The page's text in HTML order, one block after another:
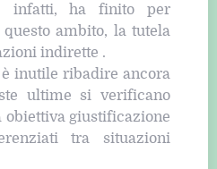
infatti, ha finito per
ambito, la tutela
indirette .
inutile ribadire ancora
ultime si verificano
obiettiva giustificazione
tra situazioni